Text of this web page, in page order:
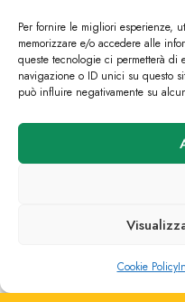
Per fornire le migliori esperienze,
memorizzare e/o accedere alle
queste tecnologie ci permetterà di
navigazione o ID unici su questo
può influire negativamente su
Cookie Policy
©